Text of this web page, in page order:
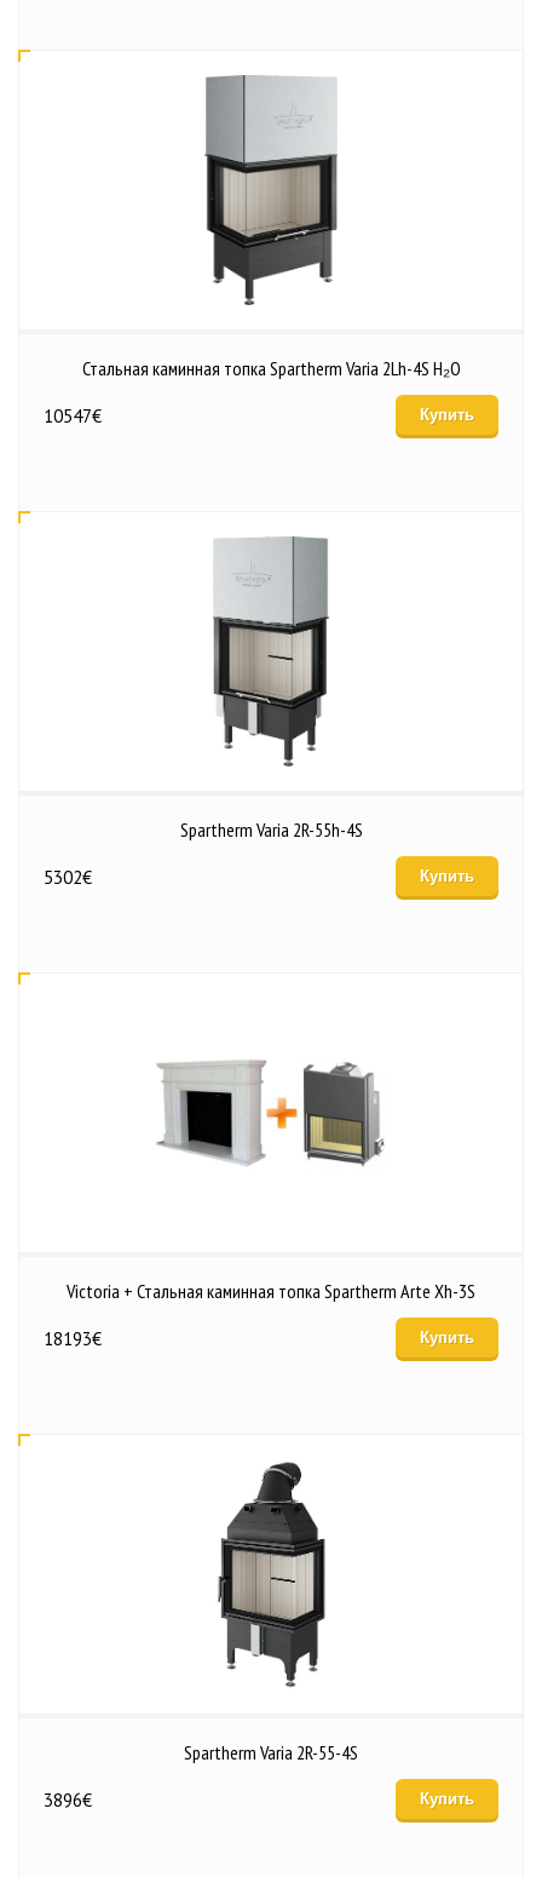
Стальная каминная топка Spartherm Varia 2Lh-4S H₂O
10547€ Купить
Spartherm Varia 2R-55h-4S
5302€ Купить
Victoria + Стальная каминная топка Spartherm Arte Xh-3S
18193€ Купить
Spartherm Varia 2R-55-4S
3896€ Купить